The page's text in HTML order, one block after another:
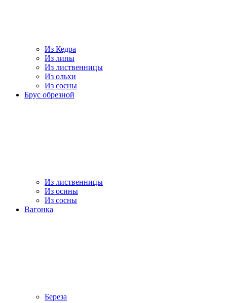
Из Кедра
Из липы
Из лиственницы
Из ольхи
Из сосны
Брус обрезной
Из лиственницы
Из осины
Из сосны
Вагонка
Береза